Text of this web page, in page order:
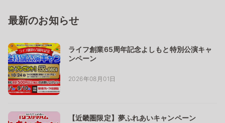
最新のお知らせ
ライフ創業65周年記念よしもと特別公演キャ
ンペーン
2026年08月01日
【近畿圏限定】夢ふれあいキャンペーン